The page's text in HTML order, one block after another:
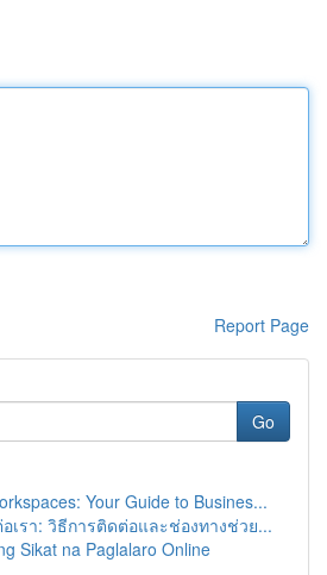
Report Page
Go
Your Guide to Busines...
เรา: วิธีการติดต่อและช่องทางช่วย...
Sikat na Paglalaro Online